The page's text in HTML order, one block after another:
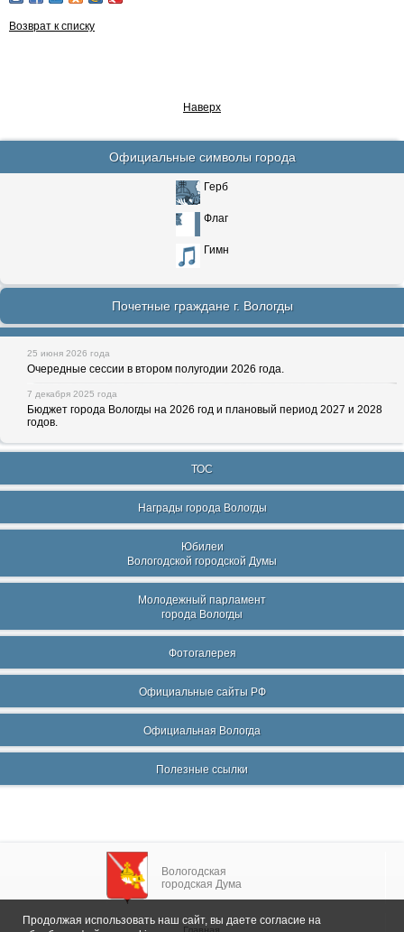
Возврат к списку
Наверх
Официальные символы города
Герб
Флаг
Гимн
Почетные граждане г. Вологды
25 июня 2026 года
Очередные сессии в втором полугодии 2026 года.
7 декабря 2025 года
Бюджет города Вологды на 2026 год и плановый период 2027 и 2028
годов.
ТОС
Награды города Вологды
Юбилеи
Вологодской городской Думы
Молодежный парламент
города Вологды
Фотогалерея
Официальные сайты РФ
Официальная Вологда
Полезные ссылки
Вологодская
городская Дума
Продолжая использовать наш сайт, вы даете согласие на